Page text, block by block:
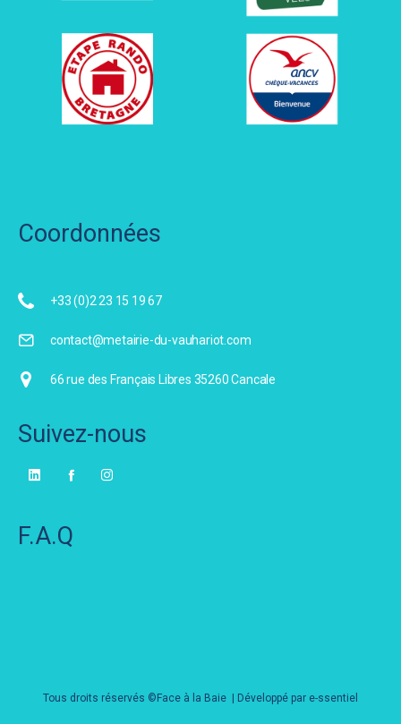
Coordonnées
+33 (0)2 23 15 19 67
contact@metairie-du-vauhariot.com
66 rue des Français Libres 35260 Cancale
Suivez-nous
F.A.Q
Tous droits réservés ©Face à la Baie | Développé par e-ssentiel